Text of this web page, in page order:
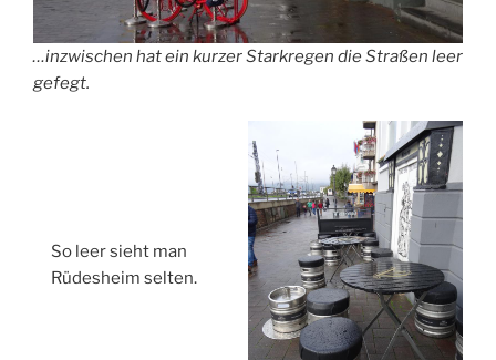
…inzwischen hat ein kurzer Starkregen die Straßen leer
gefegt.
So leer sieht man
Rüdesheim selten.